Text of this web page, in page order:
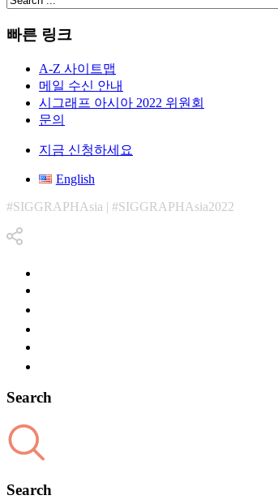
빠른 링크
A-Z 사이트맵
메일 수신 안내
시그래프 아시아 2022 위원회
문의
지금 신청하세요
English
#SIGGRAPHAsia | #SIGGRAPHAsia2022
Search
Search